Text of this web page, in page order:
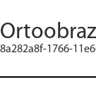
8a282a8f-1766-